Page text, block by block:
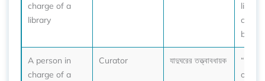
charge of a
library
can
book.”
A person in
charge of a
Curator যাদুঘরের তত্ত্বাবধায়ক
“The